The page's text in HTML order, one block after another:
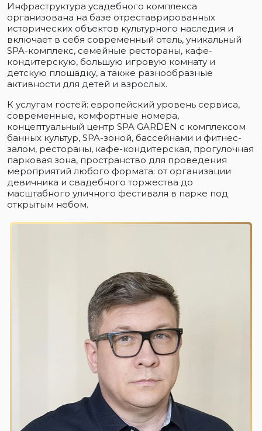
Инфраструктура усадебного комплекса
организована на базе отреставрированных
исторических объектов культурного наследия и
включает в себя современный отель, уникальный
SPA-комплекс, семейные рестораны, кафе-
кондитерскую, большую игровую комнату и
детскую площадку, а также разнообразные
активности для детей и взрослых.
К услугам гостей: европейский уровень сервиса,
современные, комфортные номера,
концептуальный центр SPA GARDEN с комплексом
банных культур, SPA-зоной, бассейнами и фитнес-
залом, рестораны, кафе-кондитерская, прогулочная
парковая зона, пространство для проведения
мероприятий любого формата: от организации
девичника и свадебного торжества до
масштабного уличного фестиваля в парке под
открытым небом.